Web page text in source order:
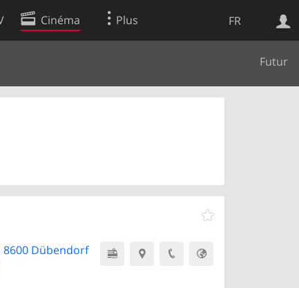
FR
Cinéma Plus
Futur
Dübendorf